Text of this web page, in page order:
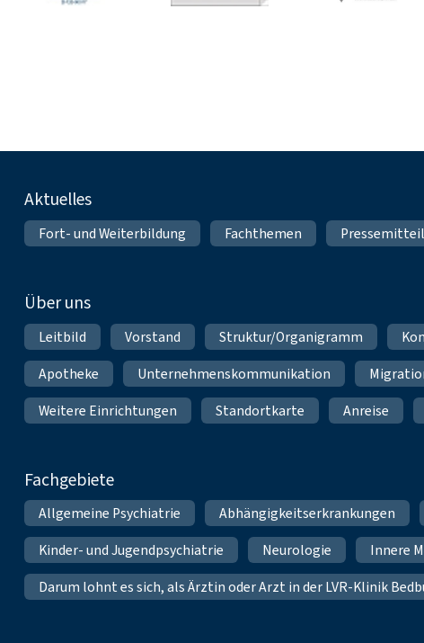
Fußnavigation
Aktuelles
Fort- und Weiterbildung Fachthemen
Über uns
Leitbild Vorstand Struktur/Organigramm
Apotheke
Unternehmenskommunikation
Weitere Einrichtungen
Standortkarte Anreise
Fachgebiete
Allgemeine Psychiatrie Abhängigkeitserkrankungen
Kinder- und Jugendpsychiatrie
Neurologie Innere
Darum lohnt es sich, als Ärztin oder Arzt in der LVR-Klinik